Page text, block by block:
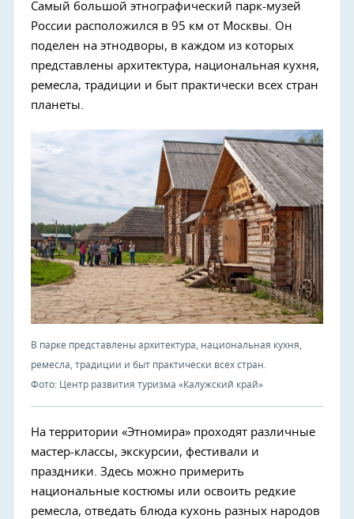
Самый большой этнографический парк-музей
России расположился в 95 км от Москвы. Он
поделен на этнодворы, в каждом из которых
представлены архитектура, национальная кухня,
ремесла, традиции и быт практически всех стран
планеты.
В парке представлены архитектура, национальная кухня,
ремесла, традиции и быт практически всех стран.
Фото: Центр развития туризма «Калужский край»
На территории «Этномира» проходят различные
мастер-классы, экскурсии, фестивали и
праздники. Здесь можно примерить
национальные костюмы или освоить редкие
ремесла, отведать блюда кухонь разных народов